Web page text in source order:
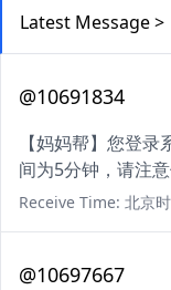
Latest Message >
@10691834
【妈妈帮】您登
间为5分钟，请注意
Receive Time: 北京
@10697667